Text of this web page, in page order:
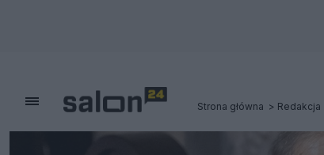
Strona główna Redakcja